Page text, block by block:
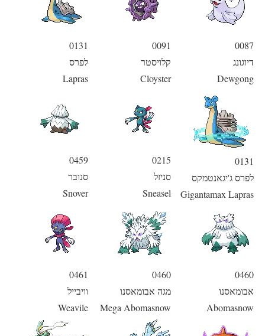
0087
דיוגונג
Dewgong
0091
קלויסטר
Cloyster
0131
לפרס
Lapras
0131
לפרס ג'יגאנטמקס
Gigantamax Lapras
0215
סניזל
Sneasel
0459
סנובר
Snover
0460
אבומאסנו
Abomasnow
0460
מגה אבומאסנו
Mega Abomasnow
0461
וויבייל
Weavile